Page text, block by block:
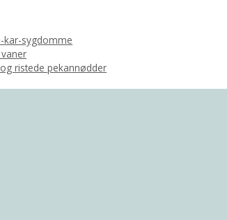
kar-sygdomme
ristede pekannødder